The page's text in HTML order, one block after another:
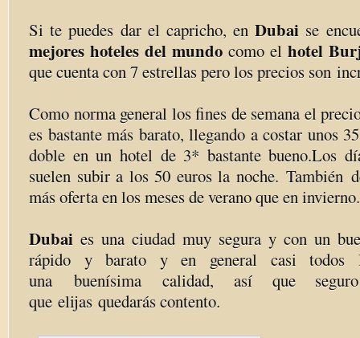
Si te puedes dar el capricho, enDubai se
mejores hoteles del mundo como el hotel
que cuenta con 7 estrellas pero los precios son
Como norma general los fines de semana el
es bastante más barato, llegando a costar unos
doble en un hotel de 3* bastante bueno.Los
suelen subir a los 50 euros la noche. También
más oferta en los meses de verano que en invierno.
Dubai es una ciudad muy segura y con un
rápido y barato y en general casi todos
una buenísima calidad, así que
que elijas quedarás contento.